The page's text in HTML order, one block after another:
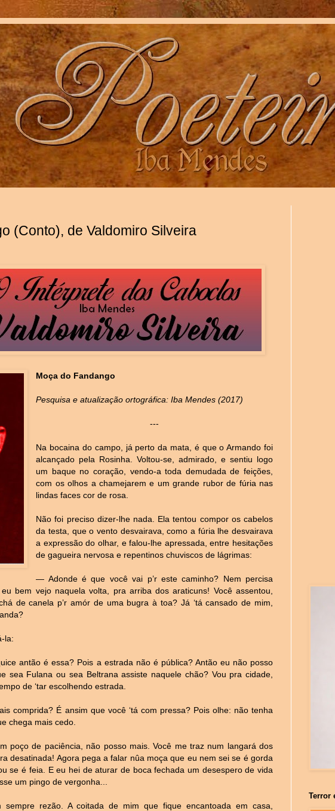
(Conto), de Valdomiro Silveira
Moça do Fandango
Pesquisa e atualização ortográfica: Iba Mendes (2017)
---
Na bocaina do campo, já perto da mata, é que o Armando foi
alcançado pela Rosinha. Voltou-se, admirado, e sentiu logo
um baque no coração, vendo-a toda demudada de feições,
com os olhos a chamejarem e um grande rubor de fúria nas
lindas faces cor de rosa.
Não foi preciso dizer-lhe nada. Ela tentou compor os cabelos
da testa, que o vento desvairava, como a fúria lhe desvairava
a expressão do olhar, e falou-lhe apressada, entre hesitações
de gagueira nervosa e repentinos chuviscos de lágrimas:
— Adonde é que você vai p’r este caminho? Nem percisa
bem vejo naquela volta, pra arriba dos araticuns! Você assentou,
de canela p’r amór de uma bugra à toa? Já ‘tá cansado de mim,
la:
antão é essa? Pois a estrada não é pública? Antão eu não posso
sea Fulana ou sea Beltrana assiste naquele chão? Vou pra cidade,
de ‘tar escolhendo estrada.
comprida? É ansim que você ‘tá com pressa? Pois olhe: não tenha
chega mais cedo.
poço de paciência, não posso mais. Você me traz num langará dos
desatinada! Agora pega a falar nûa moça que eu nem sei se é gorda
se é feia. E eu hei de aturar de boca fechada um desespero de vida
um pingo de vergonha...
rezão. A coitada de mim que fique encantoada em casa,
Terror